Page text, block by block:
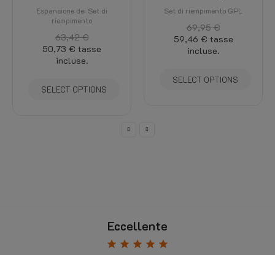
Espansione dei Set di
riempimento
63,42 €
50,73 € tasse
incluse.
SELECT OPTIONS
Set di riempimento GPL
69,95 €
59,46 € tasse
incluse.
SELECT OPTIONS
Eccellente
star star star star star